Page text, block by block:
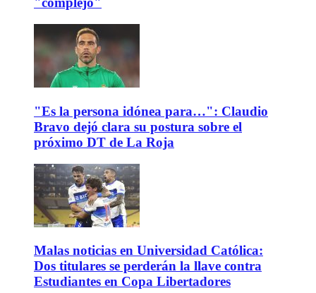
"Es la persona idónea para…": Claudio
Bravo dejó clara su postura sobre el
próximo DT de La Roja
Malas noticias en Universidad Católica:
Dos titulares se perderán la llave contra
Estudiantes en Copa Libertadores